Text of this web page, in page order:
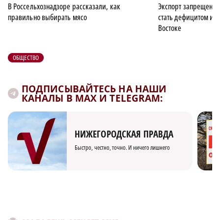
В Россельхознадзоре рассказали, как
правильно выбирать мясо
Экспорт запрещен:
стать дефицитом
Востоке
ОБЩЕСТВО
ПОДПИСЫВАЙТЕСЬ НА НАШИ
КАНАЛЫ В MAX И TELEGRAM:
НИЖЕГОРОДСКАЯ ПРАВДА
Быстро, честно, точно. И ничего лишнего